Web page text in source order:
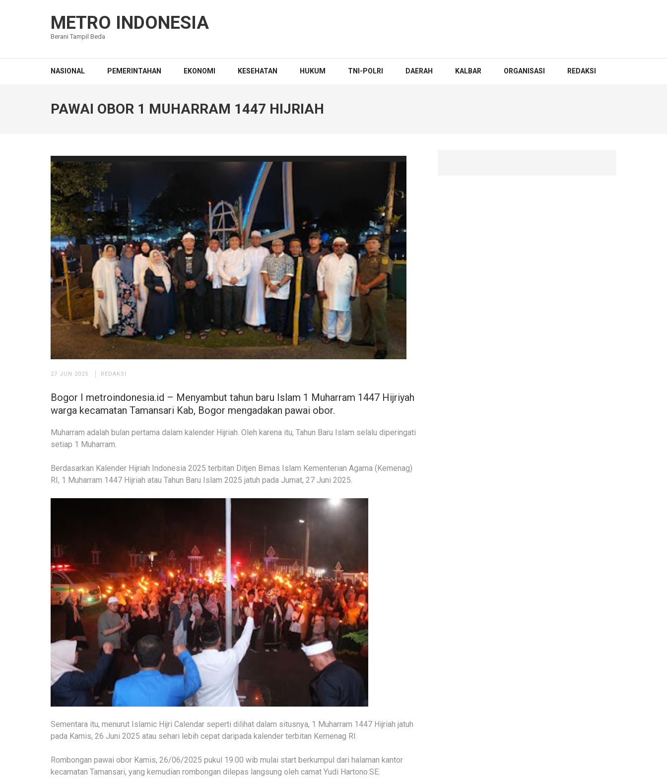
METRO INDONESIA
Berani Tampil Beda
NASIONAL PEMERINTAHAN EKONOMI KESEHATAN HUKUM TNI-POLRI DAERAH KALBAR ORGANISASI REDAKSI
PAWAI OBOR 1 MUHARRAM 1447 HIJRIAH
27 JUN 2025 REDAKSI
Bogor I metroindonesia.id – Menyambut tahun baru Islam 1 Muharram 1447 Hijriyah
warga kecamatan Tamansari Kab, Bogor mengadakan pawai obor.
Muharram adalah bulan pertama dalam kalender Hijriah. Oleh karena itu, Tahun Baru Islam selalu diperingati
setiap 1 Muharram.
Berdasarkan Kalender Hijriah Indonesia 2025 terbitan Ditjen Bimas Islam Kementerian Agama (Kemenag)
RI, 1 Muharram 1447 Hijriah atau Tahun Baru Islam 2025 jatuh pada Jumat, 27 Juni 2025.
Sementara itu, menurut Islamic Hijri Calendar seperti dilihat dalam situsnya, 1 Muharram 1447 Hijriah jatuh
pada Kamis, 26 Juni 2025 atau sehari lebih cepat daripada kalender terbitan Kemenag RI.
Rombongan pawai obor Kamis, 26/06/2025 pukul 19.00 wib mulai start berkumpul dari halaman kantor
kecamatan Tamansari, yang kemudian rombongan dilepas langsung oleh camat Yudi Hartono.SE.